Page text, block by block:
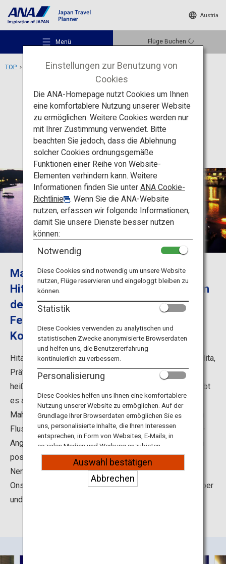
Austria
Menü Flüge Buchen
Empfohlene Orte
Reiseideen
Reiseziele
Reiseinformationen
TOP Region Kyushu Hita Onsen
Aktivität Oita
Hita Onsen
Machen Sie einen Tagesausflug nach
Hita Onsen und schauen Sie von einem
der beliebten Hausboote aus beim
Feuerwerksfest und der
Kormoranfischerei zu.
Hita Onsen ist ein Thermalquellen-Resort in der Stadt Hita,
Präfektur Oita, wo Besucher bei einem Tagesausflug in
heißen Quellen baden können. Neben heißen Quellen gibt
es auch Veranstaltungen wie Hausbootfahrten mit
Mahlzeiten im Kaiseki-Stil, Festivals mit Feuerwerk am
Fluss und die Kormoranfischerei zur Eröffnung der Ayu-
Angelsaison. Die heißen Quellen des Hita Onsen sollen
positive Auswirkungen auf die Fruchtbarkeit, Rheuma,
Nervenschmerzen, Stress und Müdigkeit haben. In Hita
Onsen können Sie zu jeder Jahreszeit Erholung für Körper
und Geist genießen.
Einstellungen zur Benutzung von
Cookies
Die ANA-Homepage nutzt Cookies um Ihnen
eine komfortablere Nutzung unserer Website
zu ermöglichen. Weitere Cookies werden nur
mit Ihrer Zustimmung verwendet. Bitte
beachten Sie jedoch, dass die Ablehnung
solcher Cookies ordnungsgemäße
Funktionen einer Reihe von Website-
Elementen verhindern kann. Weitere
Informationen finden Sie unter ANA Cookie-
Richtlinie
. Wenn Sie die ANA-Website
nutzen, erfassen wir folgende Informationen,
damit Sie unsere Dienste besser nutzen
können:
Notwendig
Diese Cookies sind notwendig um unsere Website
nutzen, Flüge reservieren und eingeloggt bleiben zu
können.
Statistik
Diese Cookies verwenden zu analytischen und
statistischen Zwecke anonymisierte Browserdaten
und helfen uns, die Benutzererfahrung
kontinuierlich zu verbessern.
Personalisierung
Diese Cookies helfen uns Ihnen eine komfortablere
Nutzung unserer Website zu ermöglichen. Auf der
Grundlage Ihrer Browserdaten ermöglichen Sie es
uns, personalisierte Inhalte, die Ihren Interessen
entsprechen, in Form von Websites, E-Mails, in
sozialen Medien und Werbung anzubieten.
Auswahl bestätigen
Abbrechen